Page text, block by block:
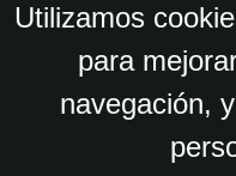
Utilizamos
para
navegación,